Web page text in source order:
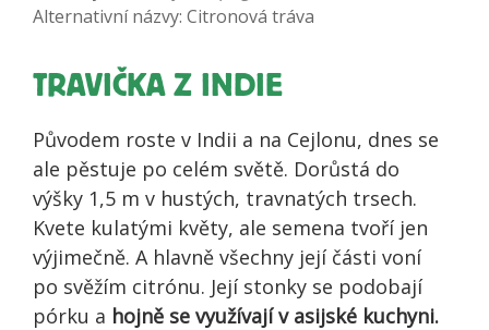
Alternativní názvy: Citronová tráva
TRAVIČKA Z INDIE
Původem roste v Indii a na Cejlonu, dnes se
ale pěstuje po celém světě. Dorůstá do
výšky 1,5 m v hustých, travnatých trsech.
Kvete kulatými květy, ale semena tvoří jen
výjimečně. A hlavně všechny její části voní
po svěžím citrónu. Její stonky se podobají
pórku a hojně se využívají v asijské kuchyni.